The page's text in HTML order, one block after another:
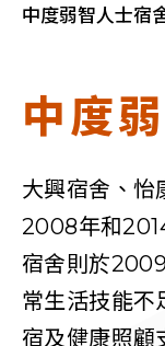
中度弱智人士宿
中度
大興宿舍、怡
2008年和
宿舍則於
常生活技能不
宿及健康照顧